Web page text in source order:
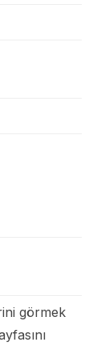
görmek